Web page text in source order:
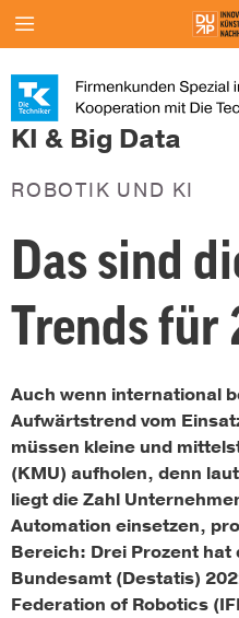
KI & Big Data
ROBOTIK UND KI
Das sind
Trends für
Auch wenn international
Aufwärtstrend vom
müssen kleine und
(KMU) aufholen, denn laut
liegt die Zahl
Automation einsetzen,
Bereich: Drei Prozent
Bundesamt (Destatis)
Federation of Robotics